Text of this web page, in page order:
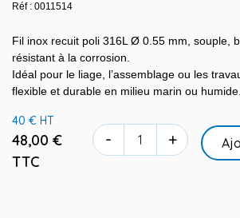
Réf : 0011514
Fil inox recuit poli 316L Ø 0.55 mm, souple,
résistant à la corrosion.
Idéal pour le liage, l’assemblage ou les
flexible et durable en milieu marin ou humide.
40 € HT
48,00 €
TTC
- +